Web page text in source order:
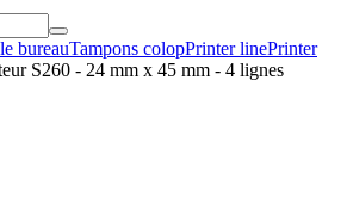
bureauTampons colopPrinter linePrinter
S260 - 24 mm x 45 mm - 4 lignes